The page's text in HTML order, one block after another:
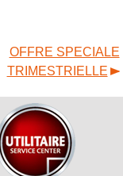
OFFRE SPECIALE
TRIMESTRIELLE